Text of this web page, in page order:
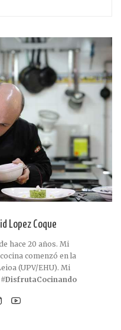
Lopez Coque
hace 20 años. Mi
comenzó en la
(UPV/EHU). Mi
#DisfrutaCocinando